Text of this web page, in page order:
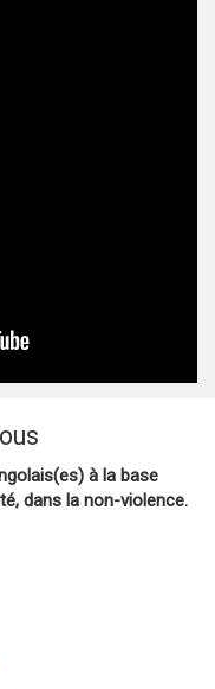
à la base
dans la non-violence.